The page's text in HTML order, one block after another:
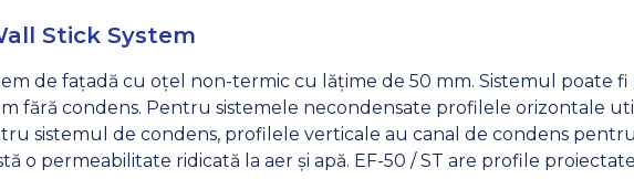
Stick System
de fațadă cu oțel non-termic cu lățime de 50 mm. Sistemul poate fi
fără condens. Pentru sistemele necondensate profilele orizontale
sistemul de condens, profilele verticale au canal de condens
o permeabilitate ridicată la aer și apă. EF-50 / ST are profile